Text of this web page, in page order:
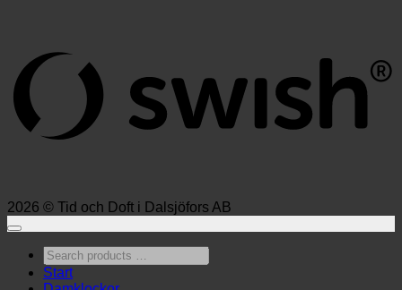
2026 © Tid och Doft i Dalsjöfors AB
Search
products
…
Start